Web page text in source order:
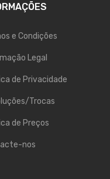
e Condições
Legal
de Privacidade
Trocas
de Preços
nos